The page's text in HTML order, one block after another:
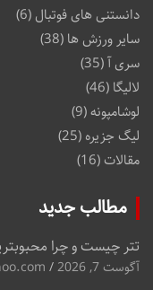
دانستنی های فوتبال (6)
سایر ورزش ها (38)
سری آ(35)
لالیگا (46)
لوشامپونه(9)
لیگ جزیره (25)
مقالات(16)
مطالب جدید
تتر چیست و چرا
آگوست 7, 2026